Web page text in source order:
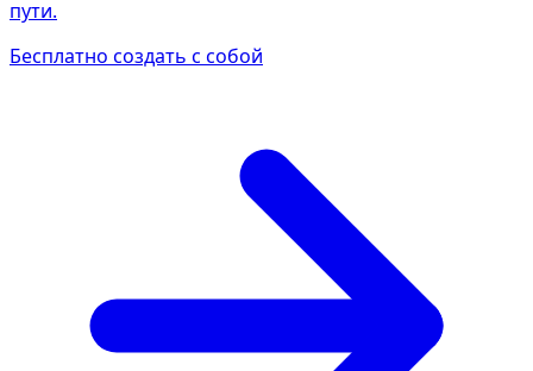
пути.
Бесплатно создать с собой